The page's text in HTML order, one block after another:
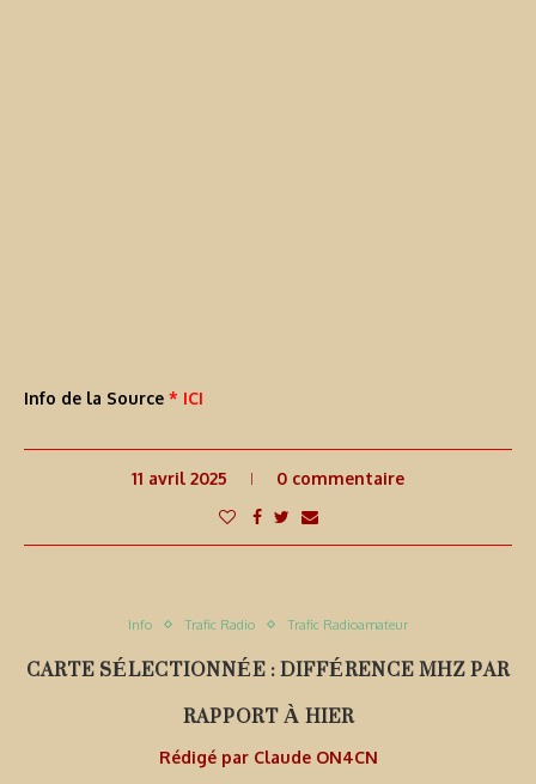
Info de la Source * ICI
11 avril 2025 0 commentaire
Info Trafic Radio Trafic Radioamateur
CARTE SÉLECTIONNÉE : DIFFÉRENCE MHZ PAR
RAPPORT À HIER
Rédigé par Claude ON4CN